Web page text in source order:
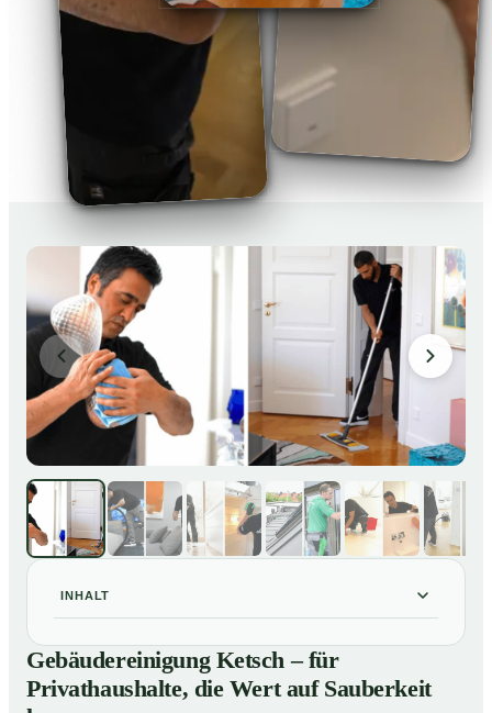
INHALT
01Gebäudereinigung Ketsch – für Privathaushalte, die
Wert auf Sauberkeit legen
Gebäudereinigung Ketsch – für
Privathaushalte, die Wert auf Sauberkeit